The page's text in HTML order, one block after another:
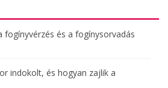
fogínyvérzés és a fogínysorvadás
indokolt, és hogyan zajlik a